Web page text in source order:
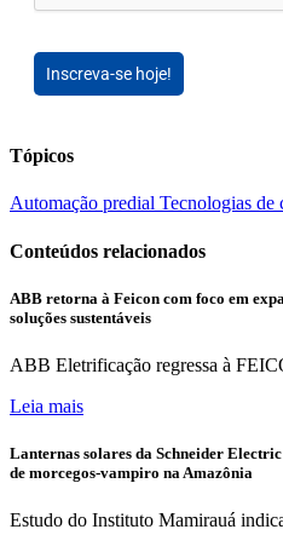
Inscreva-se hoje!
Tópicos
Automação predial Tecnologias de
Conteúdos relacionados
ABB retorna à Feicon com foco em
soluções sustentáveis
ABB Eletrificação regressa à
Leia mais
Lanternas solares da Schneider
de morcegos-vampiro na Amazônia
Estudo do Instituto Mamirauá